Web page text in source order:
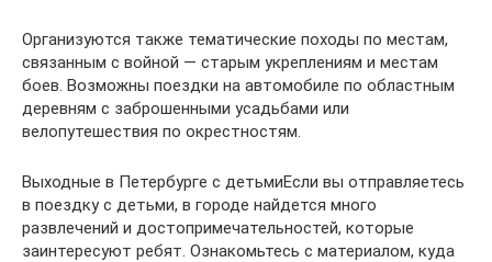
Организуются также тематические походы по местам,
связанным с войной — старым укреплениям и местам
боев. Возможны поездки на автомобиле по областным
деревням с заброшенными усадьбами или
велопутешествия по окрестностям.
Выходные в Петербурге с детьмиЕсли вы отправляетесь
в поездку с детьми, в городе найдется много
развлечений и достопримечательностей, которые
заинтересуют ребят. Ознакомьтесь с материалом, куда